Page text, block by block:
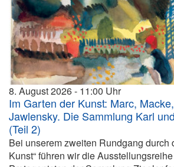
8. August 2026 11:00
Im Garten der Kunst: Marc,
Jawlensky. Die Sammlung Karl
(Teil 2)
Bei unserem zweiten Rundgang durch
Kunst“ führen wir die